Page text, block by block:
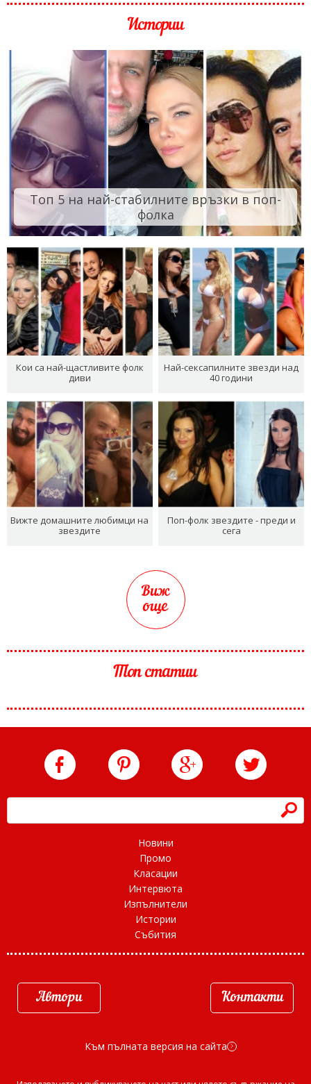
Истории
Топ 5 на най-стабилните връзки в поп-
фолка
Кои са най-щастливите фолк
диви
Най-сексапилните звезди над
40 години
Вижте домашните любимци на
звездите
Поп-фолк звездите - преди и
сега
Виж
още
Топ статии
h
Новини
Промо
Класации
Интервюта
Изпълнители
Истории
Събития
Автори Контакти
Към пълната версия на сайта d